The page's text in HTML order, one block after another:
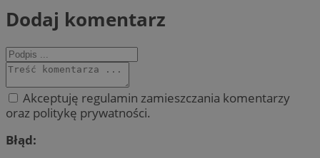
Dodaj komentarz
Akceptuję regulamin zamieszczania komentarzy
oraz politykę prywatności.
Błąd: